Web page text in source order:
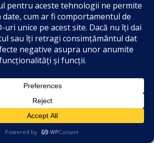
de telespectatori.